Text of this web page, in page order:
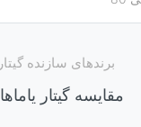
برندهای سازنده گیتار
مقایسه گیتار یاماها C40 با یاماها C80